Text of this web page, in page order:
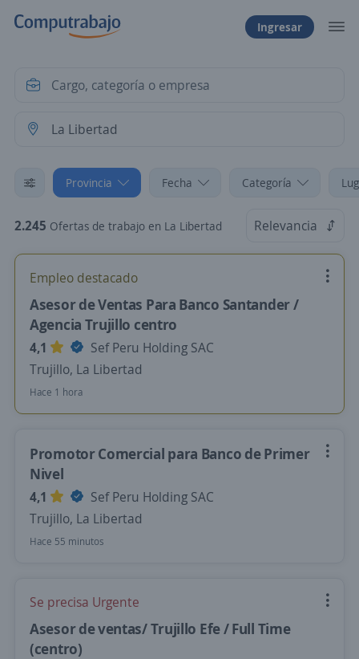
Ingresar
Provincia Fecha Categoría
2.245 Ofertas de trabajo en La Libertad Relevancia
Empleo destacado
Asesor de Ventas Para Banco Santander /
Agencia Trujillo centro
4,1
Sef Peru Holding SAC
Trujillo, La Libertad
Hace 1 hora
Promotor Comercial para Banco de Primer
Nivel
4,1
Sef Peru Holding SAC
Trujillo, La Libertad
Hace 55 minutos
Se precisa Urgente
Asesor de ventas/ Trujillo Efe / Full Time
(centro)